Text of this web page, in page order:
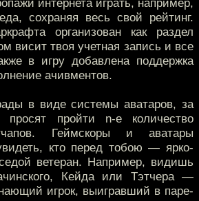
интернета играть, например,
сохраняя весь свой рейтинг.
организован как раздел
висит твоя учетная запись и все
в игру добавлена поддержка
ачивментов.
в виде системы аватаров, за
просят пройти n-e количество
Геймскоры и аватары
кто перед тобою — ярко-
ветеран. Например, видишь
Кейда или Тэтчера —
игрок, выигравший в паре-